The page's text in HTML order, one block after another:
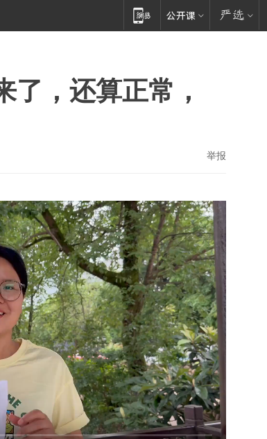
，还算正常，
举报